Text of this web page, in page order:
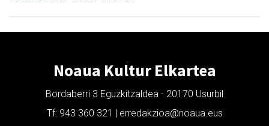
Noaua Kultur Elkartea
Bordaberri 3 Eguzkitzaldea - 20170 Usurbil
Tf: 943 360 321 | erredakzioa@noaua.eus